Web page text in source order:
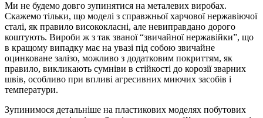
Ми не будемо довго зупинятися на металевих виробах.
Скажемо тільки, що моделі з справжньої харчової нержавіючої
сталі, як правило висококласні, але невиправдано дорого
коштують. Вироби ж з так званої “звичайної нержавійки”, що
в кращому випадку має на увазі під собою звичайне
оцинковане залізо, можливо з додатковим покриттям, як
правило, викликають сумніви в стійкості до корозії зварних
швів, особливо при впливі агресивних миючих засобів і
температури.
Зупинимося детальніше на пластикових моделях побутових